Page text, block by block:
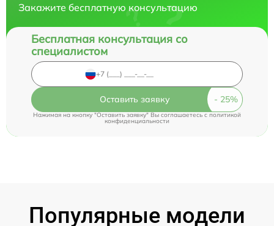
Закажите бесплатную консультацию
Бесплатная консультация со
специалистом
Оставить заявку
Нажимая на кнопку "Оставить заявку" Вы соглашаетесь cполитикой
конфиденциальности
Популярные модели